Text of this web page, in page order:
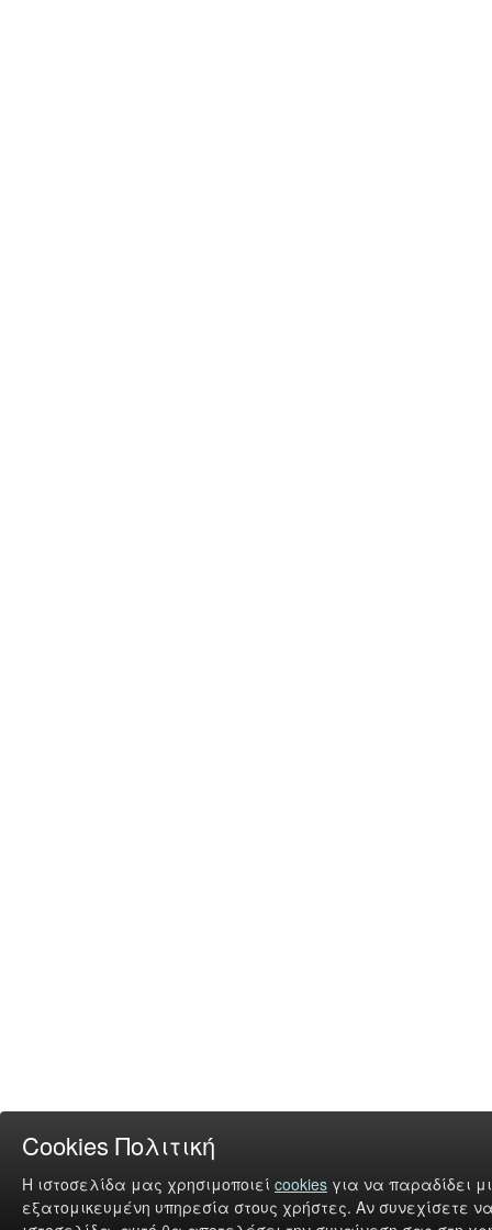
Cookies Πολιτική
Η ιστοσελίδα μας χρησιμοποιεί cookies για να παραδίδει
εξατομικευμένη υπηρεσία στους χρήστες. Αν συνεχίσετε